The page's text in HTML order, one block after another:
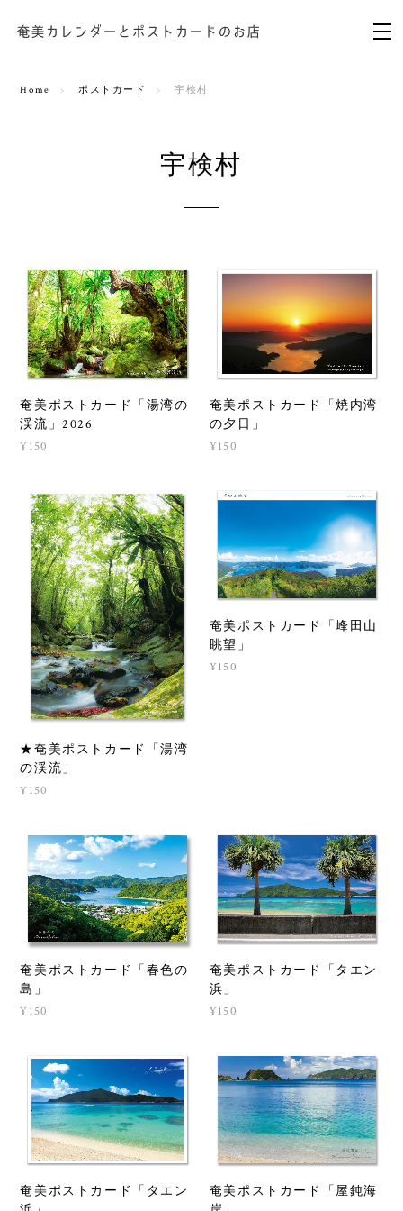
Home ポストカード 宇検村
宇検村
奄美ポストカード「湯湾の
渓流」2026
¥150
奄美ポストカード「焼内湾
の夕日」
¥150
★奄美ポストカード「湯湾
の渓流」
¥150
奄美ポストカード「峰田山
眺望」
¥150
奄美ポストカード「春色の
島」
¥150
奄美ポストカード「タエン
浜」
¥150
奄美ポストカード「タエン
奄美ポストカード「屋鈍海